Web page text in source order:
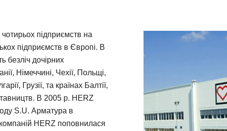
підприємств на
підприємств в Європі. В
безліч дочірних
Німеччині, Чехії, Польщі,
Грузії, та країнах Балтії,
В 2005 р. HERZ
S.U. Арматура в
HERZ поповнилася